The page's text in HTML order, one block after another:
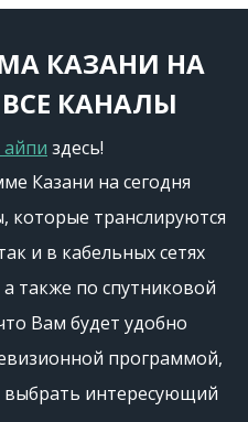
КАЗАНИ НА
КАНАЛЫ
здесь!
Казани на сегодня
которые транслируются
и в кабельных сетях
также по спутниковой
Вам будет удобно
программой,
выбрать интересующий